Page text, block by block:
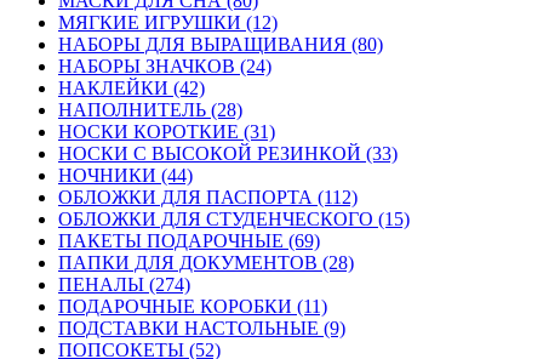
МЯГКИЕ ИГРУШКИ (12)
НАБОРЫ ДЛЯ ВЫРАЩИВАНИЯ (80)
НАБОРЫ ЗНАЧКОВ (24)
НАКЛЕЙКИ (42)
НАПОЛНИТЕЛЬ (28)
НОСКИ КОРОТКИЕ (31)
НОСКИ С ВЫСОКОЙ РЕЗИНКОЙ (33)
НОЧНИКИ (44)
ОБЛОЖКИ ДЛЯ ПАСПОРТА (112)
ОБЛОЖКИ ДЛЯ СТУДЕНЧЕСКОГО (15)
ПАКЕТЫ ПОДАРОЧНЫЕ (69)
ПАПКИ ДЛЯ ДОКУМЕНТОВ (28)
ПЕНАЛЫ (274)
ПОДАРОЧНЫЕ КОРОБКИ (11)
ПОДСТАВКИ НАСТОЛЬНЫЕ (9)
ПОПСОКЕТЫ (52)